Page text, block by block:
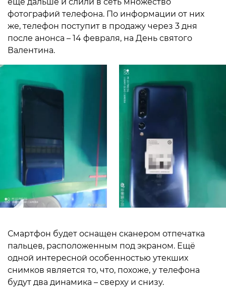
фотографий телефона. По информации от них
же, телефон поступит в продажу через 3 дня
после анонса – 14 февраля, на День святого
Валентина.
Смартфон будет оснащен сканером отпечатка
пальцев, расположенным под экраном. Ещё
одной интересной особенностью утекших
снимков является то, что, похоже, у телефона
будут два динамика – сверху и снизу.